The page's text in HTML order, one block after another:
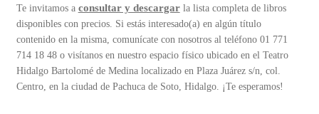
Te invitamos a consultar y descargarla lista completa de libros
disponibles con precios. Si estás interesado(a) en algún título
contenido en la misma, comunícate con nosotros al teléfono 01 771
714 18 48 o visítanos en nuestro espacio físico ubicado en el Teatro
Hidalgo Bartolomé de Medina localizado en Plaza Juárez s/n, col.
Centro, en la ciudad de Pachuca de Soto, Hidalgo. ¡Te esperamos!